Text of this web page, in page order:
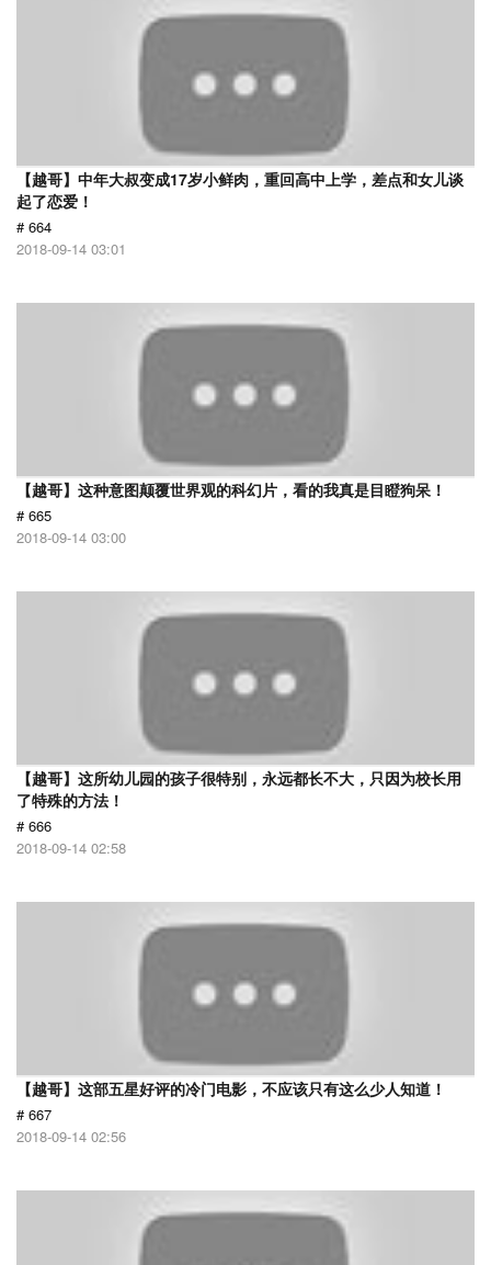
【越哥】中年大叔变成17岁小鲜肉，重回高中上学，差点和女儿谈
起了恋爱！
# 664
2018-09-14 03:01
【越哥】这种意图颠覆世界观的科幻片，看的我真是目瞪狗呆！
# 665
2018-09-14 03:00
【越哥】这所幼儿园的孩子很特别，永远都长不大，只因为校长用
了特殊的方法！
# 666
2018-09-14 02:58
【越哥】这部五星好评的冷门电影，不应该只有这么少人知道！
# 667
2018-09-14 02:56